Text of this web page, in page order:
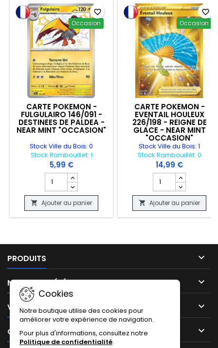
Occasion
CARTE POKEMON -
FULGULAIRO 146/091 -
DESTINEES DE PALDEA -
NEAR MINT "OCCASION"
Stock Ville du Bois: 0
Stock Rambouillet: 1
5,99 €
Champ quantité du produit CARTE POKEMON -
 Ajouter au panier
favorite_border
Occasion
CARTE POKEMON -
EVENTAIL HOULEUX
226/198 - REIGNE DE
GLACE - NEAR MINT
"OCCASION"
Stock Ville du Bois: 1
Stock Rambouillet: 0
14,99 €
Champ quantité du
 Ajouter au panier
favorite_border
PRODUITS 
NOTRE SOCIÉTÉ 
VOTRE COMPTE 
CONTACT 
Cookies
Notre boutique utilise des cookies pour
améliorer votre expérience de navigation.
Pour plus d'informations, consultez notre
Politique de confidentialité.